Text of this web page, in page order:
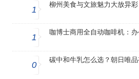
1
柳州美食与文旅魅力大放异彩
1
咖博士商用全自动咖啡机：办
0
碳中和牛乳怎么选？朝日唯品